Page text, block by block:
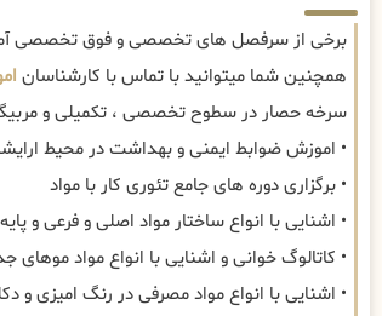
برخی از سرفصل های تخصصی و فوق تخصصی
همچنین شما میتوانید با تماس با کارشناسان
سرخه حصار در سطوح تخصصی ، تکمیلی و
• اموزش ضوابط ایمنی و بهداشت در محیط
• برگزاری دوره های جامع تئوری کار با مواد
• اشنایی با انواع ساختار مواد اصلی و فرعی و
• کاتالوگ خوانی و اشنایی با انواع مواد موهای
• اشنایی با انواع مواد مصرفی در رنگ امیزی و